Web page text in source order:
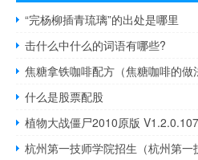
“完杨柳插青琉璃”的出处是哪里
击什么中什么的词语有哪些?
焦糖拿铁咖啡配方（焦糖咖啡的做
什么是股票配股
杭州第一技师学院招生（杭州第一